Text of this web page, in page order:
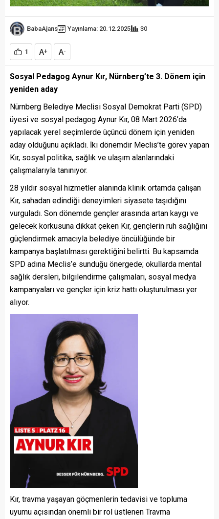
BabaAjans Yayınlama: 20.12.2025 30
1 A+ A-
Sosyal Pedagog Aynur Kır, Nürnberg’te 3. Dönem için
yeniden aday
Nürnberg Belediye Meclisi Sosyal Demokrat Parti (SPD)
üyesi ve sosyal pedagog Aynur Kır, 08 Mart 2026’da
yapılacak yerel seçimlerde üçüncü dönem için yeniden
aday olduğunu açıkladı. İki dönemdir Meclis’te görev yapan
Kır, sosyal politika, sağlık ve ulaşım alanlarındaki
çalışmalarıyla tanınıyor.
28 yıldır sosyal hizmetler alanında klinik ortamda çalışan
Kır, sahadan edindiği deneyimleri siyasete taşıdığını
vurguladı. Son dönemde gençler arasında artan kaygı ve
gelecek korkusuna dikkat çeken Kır, gençlerin ruh sağlığını
güçlendirmek amacıyla belediye öncülüğünde bir
kampanya başlatılması gerektiğini belirtti. Bu kapsamda
SPD adına Meclis’e sunduğu önergede; okullarda mental
sağlık dersleri, bilgilendirme çalışmaları, sosyal medya
kampanyaları ve gençler için kriz hattı oluşturulması yer
alıyor.
Kır, travma yaşayan göçmenlerin tedavisi ve topluma
uyumu açısından önemli bir rol üstlenen Travma